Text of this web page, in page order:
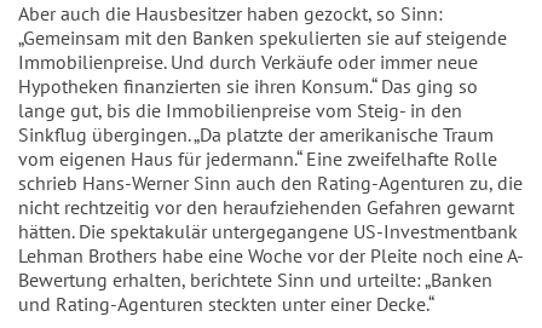
Aber auch die Hausbesitzer haben gezockt, so Sinn:
„Gemeinsam mit den Banken spekulierten sie auf steigende
Immobilienpreise. Und durch Verkäufe oder immer neue
Hypotheken finanzierten sie ihren Konsum.“ Das ging so
lange gut, bis die Immobilienpreise vom Steig- in den
Sinkflug übergingen. „Da platzte der amerikanische Traum
vom eigenen Haus für jedermann.“ Eine zweifelhafte Rolle
schrieb Hans-Werner Sinn auch den Rating-Agenturen zu, die
nicht rechtzeitig vor den heraufziehenden Gefahren gewarnt
hätten. Die spektakulär untergegangene US-Investmentbank
Lehman Brothers habe eine Woche vor der Pleite noch eine A-
Bewertung erhalten, berichtete Sinn und urteilte: „Banken
und Rating-Agenturen steckten unter einer Decke.“